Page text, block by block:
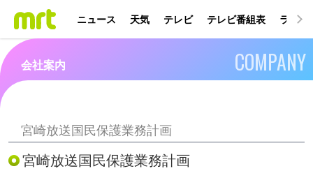
ニュース 天気 テレビ テレビ番組表 ラジオ
会社案内 COMPANY
宮崎放送国民保護業務計画
宮崎放送国民保護業務計画